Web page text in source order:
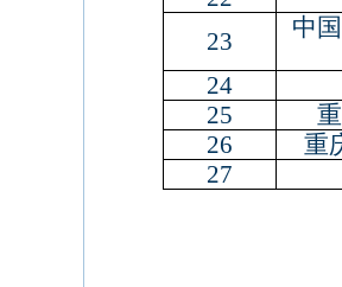
23
中
24
25
26
重
27